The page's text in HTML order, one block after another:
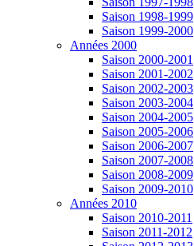
Saison 1998-1999
Saison 1999-2000
Années 2000
Saison 2000-2001
Saison 2001-2002
Saison 2002-2003
Saison 2003-2004
Saison 2004-2005
Saison 2005-2006
Saison 2006-2007
Saison 2007-2008
Saison 2008-2009
Saison 2009-2010
Années 2010
Saison 2010-2011
Saison 2011-2012